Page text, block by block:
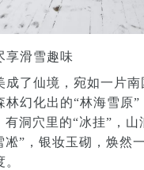
享滑雪趣味
成了仙境，宛如一片南
林幻化出的“林海雪原”
有洞穴里的“冰挂”，山
凇”，银妆玉砌，焕然